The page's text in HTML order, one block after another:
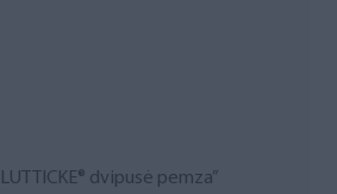
dvipusė pemza”